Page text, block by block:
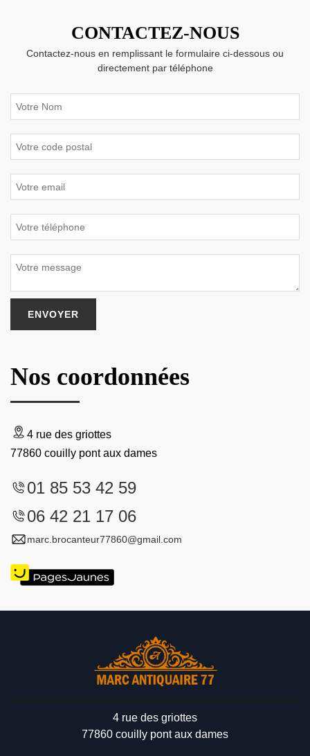
CONTACTEZ-NOUS
Contactez-nous en remplissant le formulaire ci-dessous ou
directement par téléphone
Nos coordonnées
4 rue des griottes
77860 couilly pont aux dames
01 85 53 42 59
06 42 21 17 06
marc.brocanteur77860@gmail.com
4 rue des griottes
77860 couilly pont aux dames